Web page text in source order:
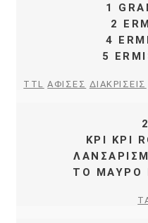
1
2
4
5
TTL ΑΦΙΣΕΣ ΔΙΑΚΡΙΣΕΙΣ
ΚΡΙ ΚΡΙ
ΤΟ ΜΑΥΡΟ